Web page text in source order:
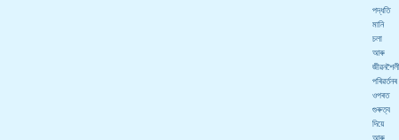
পদ্ধতি
মানি
চলা
আৰু
পৰিৱৰ্তনৰ
ওপৰত
গুৰুত্ব
দিয়ে
আৰু